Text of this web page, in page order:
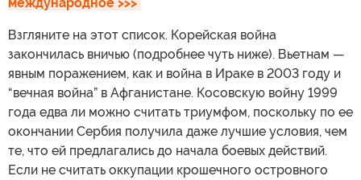
Взгляните на этот список. Корейская война
закончилась вничью (подробнее чуть ниже). Вьетнам —
явным поражением, как и война в Ираке в 2003 году и
“вечная война” в Афганистане. Косовскую войну 1999
года едва ли можно считать триумфом, поскольку по ее
окончании Сербия получила даже лучшие условия, чем
те, что ей предлагались до начала боевых действий.
Если не считать оккупации крошечного островного